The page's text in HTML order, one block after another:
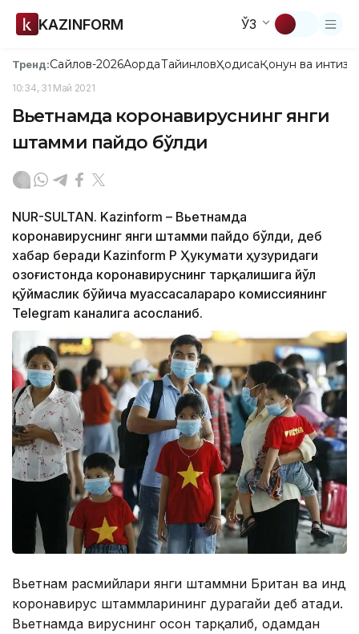
KAZINFORM ЎЗ
Тренд:Сайлов-2026АқордаТайинловҲодисаҚонун ва
10:34, 31 Май 2021
Вьетнамда коронавируснинг янги
штамми пайдо бўлди
NUR-SULTAN. Kazinform – Вьетнамда
коронавируснинг янги штамми пайдо бўлди, деб
хабар беради Kazinform ҚР Ҳукумати ҳузуридаги
Қозоғистонда коронавируснинг тарқалишига йўл
қўймаслик бўйича муассасалараро комиссиянинг
Telegram каналига асосланиб.
Вьетнам расмийлари янги штаммни Британ ва Ҳинд
коронавирус штаммларининг дурагайи деб атади.
Вьетнамда вируснинг осон тарқалиб, одамдан